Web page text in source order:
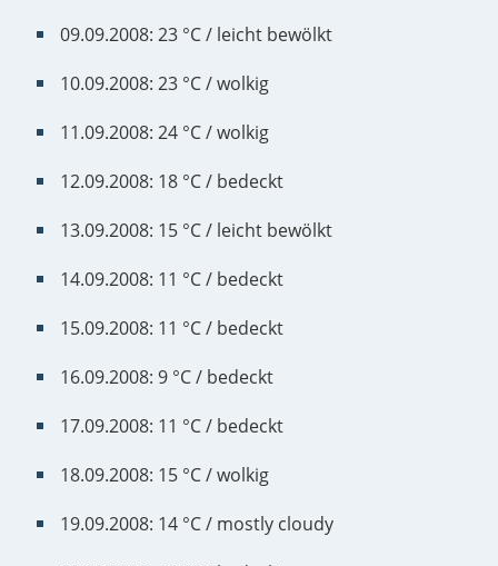
09.09.2008: 23 °C / leicht bewölkt
10.09.2008: 23 °C / wolkig
11.09.2008: 24 °C / wolkig
12.09.2008: 18 °C / bedeckt
13.09.2008: 15 °C / leicht bewölkt
14.09.2008: 11 °C / bedeckt
15.09.2008: 11 °C / bedeckt
16.09.2008: 9 °C / bedeckt
17.09.2008: 11 °C / bedeckt
18.09.2008: 15 °C / wolkig
19.09.2008: 14 °C / mostly cloudy